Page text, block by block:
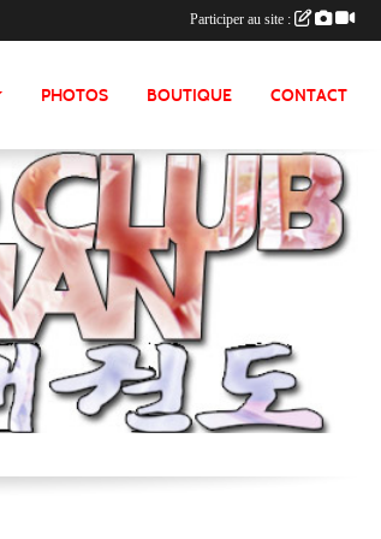
PHOTOS BOUTIQUE CONTACT
Participer au site :